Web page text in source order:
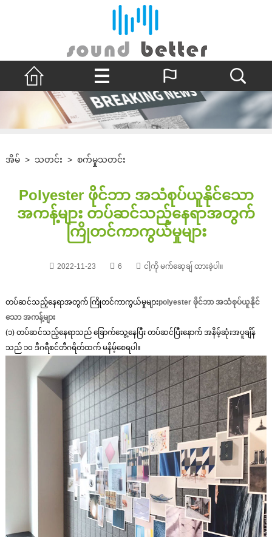
အိမ် > သတင်း > စက်မှုသတင်း
Polyester ဖိုင်ဘာ အသံစုပ်ယူနိုင်သော
အကန့်များ တပ်ဆင်သည့်နေရာအတွက်
ကြိုတင်ကာကွယ်မှုများ
2022-11-23 6 ငါ့ကို မက်ဆေ့ချ် ထားခဲ့ပါ။
တပ်ဆင်သည့်နေရာအတွက် ကြိုတင်ကာကွယ်မှုများpolyester ဖိုင်ဘာ အသံစုပ်ယူနိုင်
သော အကန့်များ
(၁) တပ်ဆင်သည့်နေရာသည် ခြောက်သွေ့နေပြီး တပ်ဆင်ပြီးနောက် အနိမ့်ဆုံးအပူချိန်
သည် ၁၀ ဒီဂရီစင်တီဂရိတ်ထက် မနိမ့်စေရပါ။